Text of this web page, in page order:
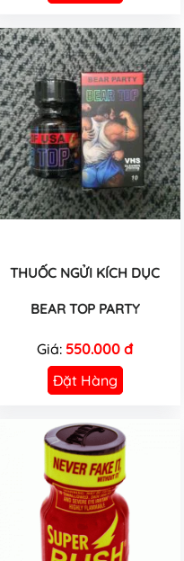
THUỐC NGỬI KÍCH DỤC
BEAR TOP PARTY
Giá: 550.000 đ
Đặt Hàng